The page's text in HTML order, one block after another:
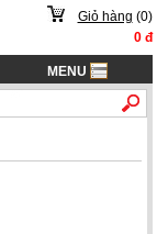
Giỏ hàng (0)
0đ
MENU